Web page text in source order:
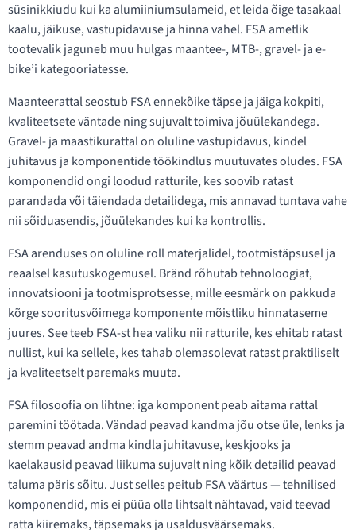
süsinikkiudu kui ka alumiiniumsulameid, et leida õige tasakaal
kaalu, jäikuse, vastupidavuse ja hinna vahel. FSA ametlik
tootevalik jaguneb muu hulgas maantee-, MTB-, gravel- ja e-
bike’i kategooriatesse.
Maanteerattal seostub FSA ennekõike täpse ja jäiga kokpiti,
kvaliteetsete väntade ning sujuvalt toimiva jõuülekandega.
Gravel- ja maastikurattal on oluline vastupidavus, kindel
juhitavus ja komponentide töökindlus muutuvates oludes. FSA
komponendid ongi loodud ratturile, kes soovib ratast
parandada või täiendada detailidega, mis annavad tuntava vahe
nii sõiduasendis, jõuülekandes kui ka kontrollis.
FSA arenduses on oluline roll materjalidel, tootmistäpsusel ja
reaalsel kasutuskogemusel. Bränd rõhutab tehnoloogiat,
innovatsiooni ja tootmisprotsesse, mille eesmärk on pakkuda
kõrge sooritusvõimega komponente mõistliku hinnataseme
juures. See teeb FSA-st hea valiku nii ratturile, kes ehitab ratast
nullist, kui ka sellele, kes tahab olemasolevat ratast praktiliselt
ja kvaliteetselt paremaks muuta.
FSA filosoofia on lihtne: iga komponent peab aitama rattal
paremini töötada. Vändad peavad kandma jõu otse üle, lenks ja
stemm peavad andma kindla juhitavuse, keskjooks ja
kaelakausid peavad liikuma sujuvalt ning kõik detailid peavad
taluma päris sõitu. Just selles peitub FSA väärtus — tehnilised
komponendid, mis ei püüa olla lihtsalt nähtavad, vaid teevad
ratta kiiremaks, täpsemaks ja usaldusväärsemaks.